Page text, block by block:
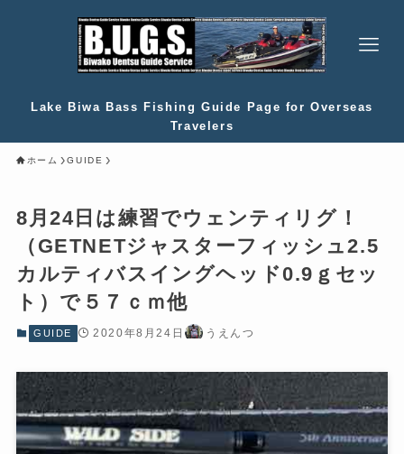
Lake Biwa Bass Fishing Guide Page for Overseas
Travelers
ホーム GUIDE
8月24日は練習でウェンティリグ！
（GETNETジャスターフィッシュ2.5
カルティバスイングヘッド0.9ｇセッ
ト）で５７ｃｍ他
GUIDE 2020年8月24日 うえんつ